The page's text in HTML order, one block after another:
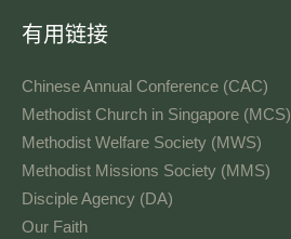
有用链接
Chinese Annual Conference (CAC)
Methodist Church in Singapore (MCS)
Methodist Welfare Society (MWS)
Methodist Missions Society (MMS)
Disciple Agency (DA)
Our Faith